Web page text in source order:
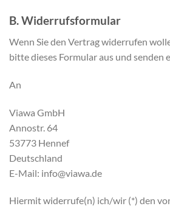
B. Widerrufsformular
Wenn Sie den Vertrag widerrufen
bitte dieses Formular aus und senden
An
Viawa GmbH
Annostr. 64
53773 Hennef
Deutschland
E-Mail: info@viawa.de
Hiermit widerrufe(n) ich/wir (*) den